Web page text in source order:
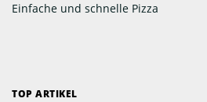
Einfache und schnelle Pizza
TOP ARTIKEL